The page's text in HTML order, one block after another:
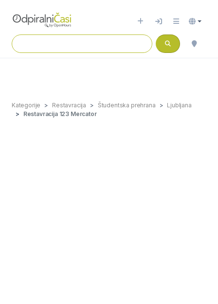
Kategorije Restavracija Študentska prehrana
Ljubljana
Restavracija 123 Mercator